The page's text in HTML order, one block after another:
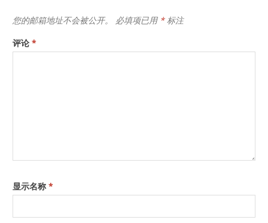
您的邮箱地址不会被公开。 必填项已用 *标注
评论*
显示名称*